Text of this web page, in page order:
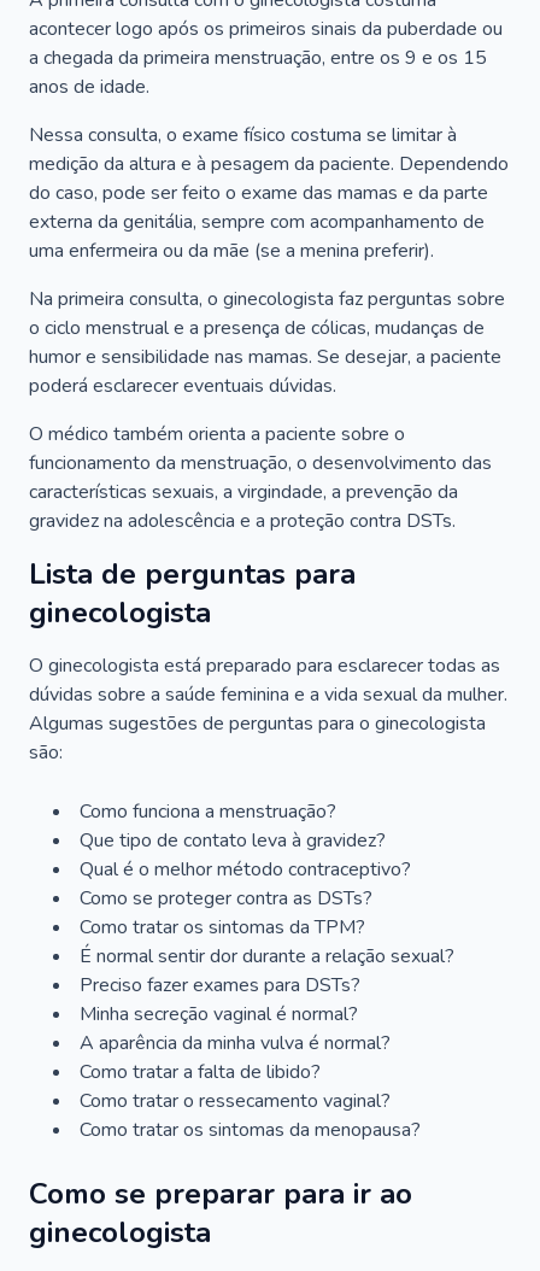
acontecer logo após os primeiros sinais da puberdade ou
a chegada da primeira menstruação, entre os 9 e os 15
anos de idade.
Nessa consulta, o exame físico costuma se limitar à
medição da altura e à pesagem da paciente. Dependendo
do caso, pode ser feito o exame das mamas e da parte
externa da genitália, sempre com acompanhamento de
uma enfermeira ou da mãe (se a menina preferir).
Na primeira consulta, o ginecologista faz perguntas sobre
o ciclo menstrual e a presença de cólicas, mudanças de
humor e sensibilidade nas mamas. Se desejar, a paciente
poderá esclarecer eventuais dúvidas.
O médico também orienta a paciente sobre o
funcionamento da menstruação, o desenvolvimento das
características sexuais, a virgindade, a prevenção da
gravidez na adolescência e a proteção contra DSTs.
Lista de perguntas para
ginecologista
O ginecologista está preparado para esclarecer todas as
dúvidas sobre a saúde feminina e a vida sexual da mulher.
Algumas sugestões de perguntas para o ginecologista
são:
Como funciona a menstruação?
Que tipo de contato leva à gravidez?
Qual é o melhor método contraceptivo?
Como se proteger contra as DSTs?
Como tratar os sintomas da TPM?
É normal sentir dor durante a relação sexual?
Preciso fazer exames para DSTs?
Minha secreção vaginal é normal?
A aparência da minha vulva é normal?
Como tratar a falta de libido?
Como tratar o ressecamento vaginal?
Como tratar os sintomas da menopausa?
Como se preparar para ir ao
ginecologista